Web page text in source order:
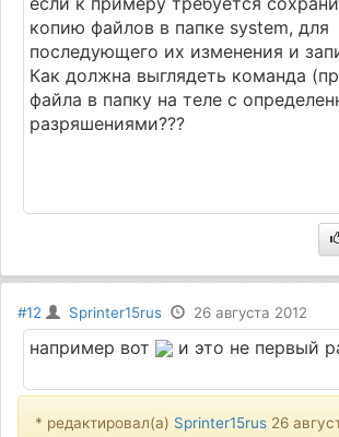
копию файлов в папке system, для
последующего их изменения и
Как должна выглядеть команда
файла в папку на теле с
разряшениями???
#12 Sprinter15rus 26 августа 2012
например вот и это не первый
* редактировал(а) Sprinter15rus 26